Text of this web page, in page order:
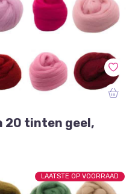
20 tinten geel,
LAATSTE OP VOORRAAD